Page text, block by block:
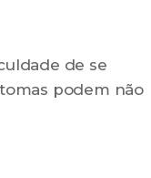
de se
podem não